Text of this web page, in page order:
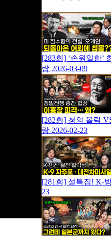
[283회] ‘손원일함’
람 2026-03-09
[282회] 청의 몰락
람 2026-02-23
[281회] 설특집! K-
23